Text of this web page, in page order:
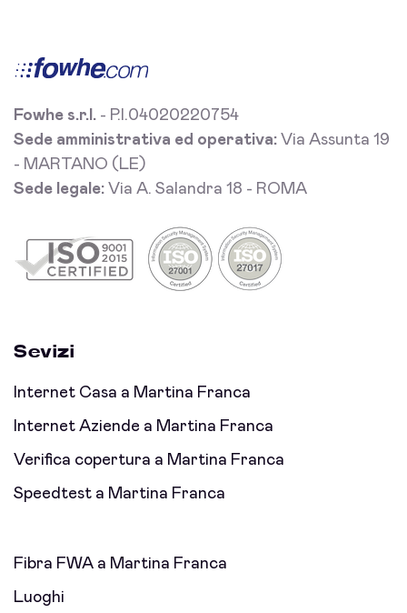
Fowhe s.r.l. - P.I.04020220754
Sede amministrativa ed operativa: Via Assunta 19
- MARTANO (LE)
Sede legale: Via A. Salandra 18 - ROMA
Sevizi
Internet Casa a Martina Franca
Internet Aziende a Martina Franca
Verifica copertura a Martina Franca
Speedtest a Martina Franca
Fibra FWA a Martina Franca
Luoghi